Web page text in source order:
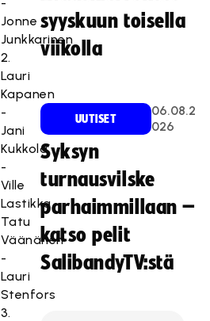
Jonne
Junkkarinen
2.
Lauri
Kapanen
-
Jani
Kukkola
-
Ville
Lastikka,
Tatu
Väänänen
-
Lauri
Stenfors
3.
syyskuun toisella
viikolla
UUTISET
06.08.2
026
Syksyn
turnausvilske
parhaimmillaan –
katso pelit
SalibandyTV:stä